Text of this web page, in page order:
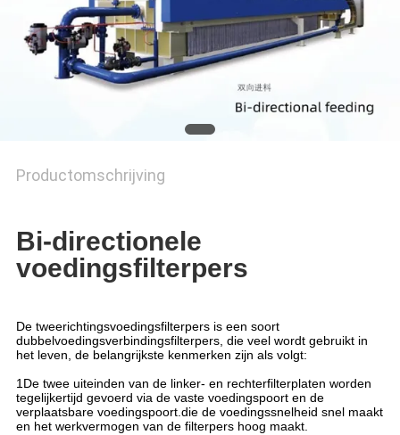
Productomschrijving
Bi-directionele
voedingsfilterpers
De tweerichtingsvoedingsfilterpers is een soort
dubbelvoedingsverbindingsfilterpers, die veel wordt gebruikt in
het leven, de belangrijkste kenmerken zijn als volgt:
1De twee uiteinden van de linker- en rechterfilterplaten worden
tegelijkertijd gevoerd via de vaste voedingspoort en de
verplaatsbare voedingspoort.die de voedingssnelheid snel maakt
en het werkvermogen van de filterpers hoog maakt.